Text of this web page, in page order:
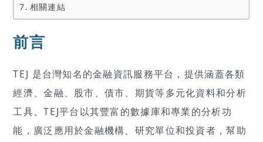
相關連結
前言
TEJ 是台灣知名的金融資訊服務平台，提供涵蓋各類
經濟、金融、股市、債市、期貨等多元化資料和分析
工具。TEJ平台以其豐富的數據庫和專業的分析功
能，廣泛應用於金融機構、研究單位和投資者，幫助